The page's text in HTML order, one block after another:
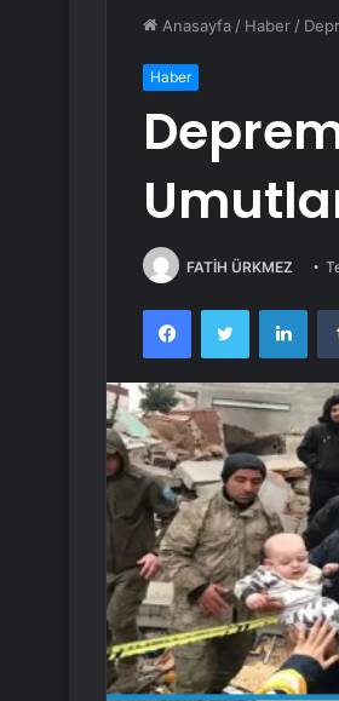
Anasayfa / Haber /
Haber
FATİH ÜRKMEZ
FacebookTwitter